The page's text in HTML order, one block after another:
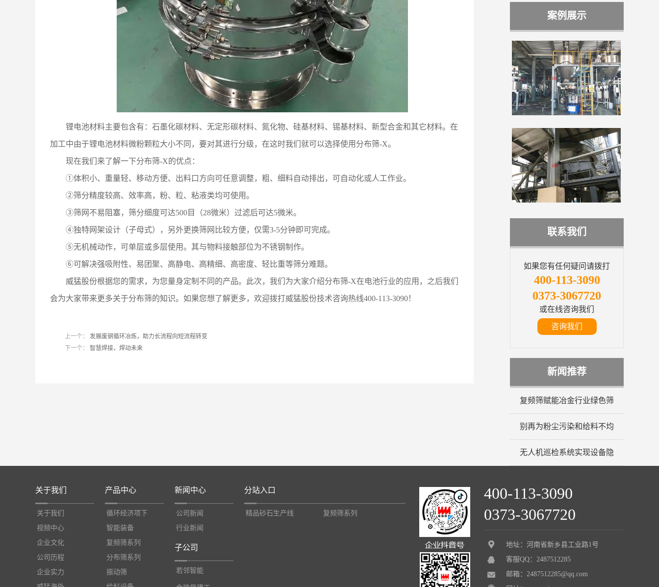
锂电池材料主要包含有：石墨化碳材料、无定形碳材料、氮化物、硅基材料、锡基材料、新型合金和其它材料。在
加工中由于锂电池材料微粉颗粒大小不同，要对其进行分级，在这时我们就可以选择使用 分布筛-X。
现在我们来了解一下分布筛-X的优点：
①体积小、重量轻、移动方便、出料口方向可任意调整，粗、细料自动排出，可自动化或人工作业。
②筛分精度较高、效率高，粉、粒、粘液类均可使用。
③筛网不易阻塞，筛分细度可达500目（28微米）过滤后可达5微米。
④独特网架设计（子母式），另外更换筛网比较方便，仅需3-5分钟即可完成。
⑤无机械动作，可单层或多层使用。其与物料接触部位为不锈钢制作。
⑥可解决强吸附性、易团聚、高静电、高精细、高密度、轻比重等筛分难题。
威猛股份根据您的需求，为您量身定制不同的产品。此次，我们为大家介绍分布筛-X在电池行业的应用，之后我们
会为大家带来更多关于分布筛的知识。如果您想了解更多，欢迎拨打威猛股份技术咨询热线400-113-3090！
上一个：
发展废钢循环冶炼，助力长流程向短流程转变
下一个：
智慧焊接，焊动未来
案例展示
联系我们
如果您有任何疑问请拨打
400-113-3090
0373-3067720
或在线咨询我们
咨询我们
新闻推荐
复频筛赋能冶金行业绿色筛
别再为粉尘污染和给料不均
无人机巡检系统实现设备隐
关于我们
关于我们
视频中心
企业文化
公司历程
企业实力
产品中心
循环经济项下
智能装备
复频筛系列
分布筛系列
振动筛
新闻中心
公司新闻
行业新闻
子公司
若邻智能
分站入口
精品砂石生产线 复频筛系列
400-113-3090
0373-3067720
地址：河南省新乡县工业路1号
客服QQ：2487512285
邮箱：2487512285@qq.com